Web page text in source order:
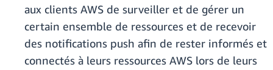
aux clients AWS de surveiller et de gérer un
certain ensemble de ressources et de recevoir
des notifications push afin de rester informés et
connectés à leurs ressources AWS lors de leurs